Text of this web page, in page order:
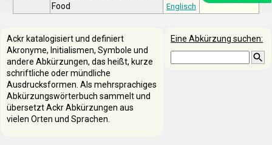
Food
Englisch
Eine Abkürzung suchen:
Ackr katalogisiert und definiert
Akronyme, Initialismen, Symbole und
andere Abkürzungen, das heißt, kurze
schriftliche oder mündliche
Ausdrucksformen. Als mehrsprachiges
Abkürzungswörterbuch sammelt und
übersetzt Ackr Abkürzungen aus
vielen Orten und Sprachen.